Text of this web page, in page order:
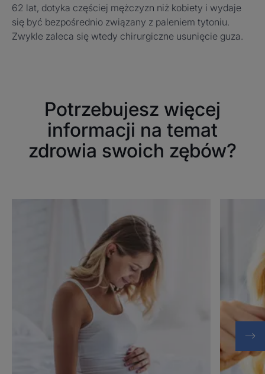
62 lat, dotyka częściej mężczyzn niż kobiety i wydaje
się być bezpośrednio związany z paleniem tytoniu.
Zwykle zaleca się wtedy chirurgiczne usunięcie guza.
Potrzebujesz więcej
informacji na temat
zdrowia swoich zębów?